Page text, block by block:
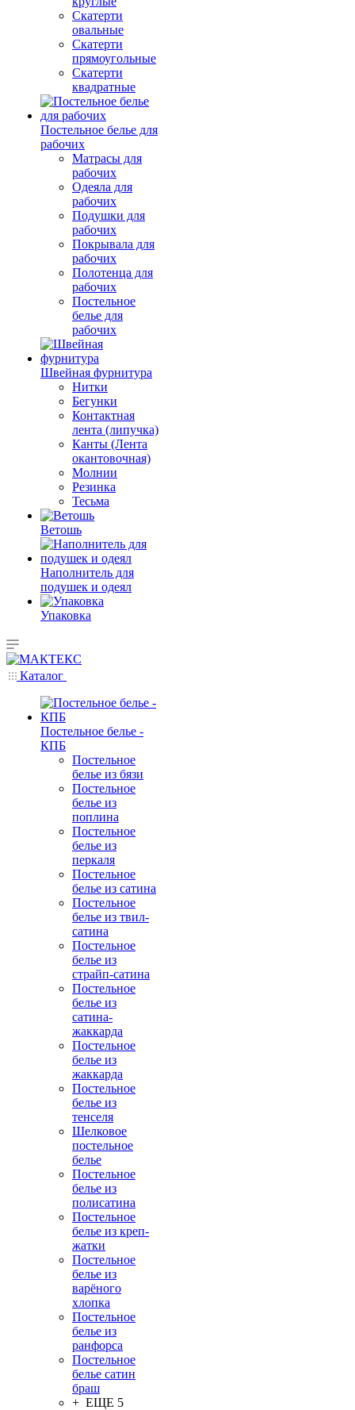
Скатерти
овальные
Скатерти
прямоугольные
Скатерти
квадратные
Постельное белье для
рабочих
Матрасы для
рабочих
Одеяла для
рабочих
Подушки для
рабочих
Покрывала для
рабочих
Полотенца для
рабочих
Постельное
белье для
рабочих
Швейная фурнитура
Нитки
Бегунки
Контактная
лента (липучка)
Канты (Лента
окантовочная)
Молнии
Резинка
Тесьма
Ветошь
Наполнитель для
подушек и одеял
Упаковка
Каталог
Постельное белье -
КПБ
Постельное
белье из бязи
Постельное
белье из
поплина
Постельное
белье из
перкаля
Постельное
белье из сатина
Постельное
белье из твил-
сатина
Постельное
белье из
страйп-сатина
Постельное
белье из
сатина-
жаккарда
Постельное
белье из
жаккарда
Постельное
белье из
тенселя
Шелковое
постельное
белье
Постельное
белье из
полисатина
Постельное
белье из креп-
жатки
Постельное
белье из
варёного
хлопка
Постельное
белье из
ранфорса
Постельное
белье сатин
браш
+ ЕЩЕ 5